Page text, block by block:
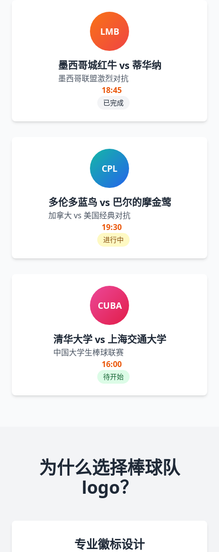
LMB
墨西哥城红牛 vs 蒂华纳
墨西哥联盟激烈对抗
18:45
已完成
CPL
多伦多蓝鸟 vs 巴尔的摩金莺
加拿大 vs 美国经典对抗
19:30
进行中
CUBA
清华大学 vs 上海交通大学
中国大学生棒球联赛
16:00
待开始
为什么选择棒球队
logo？
专业徽标设计